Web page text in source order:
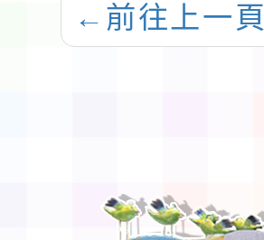
← 前往上一頁